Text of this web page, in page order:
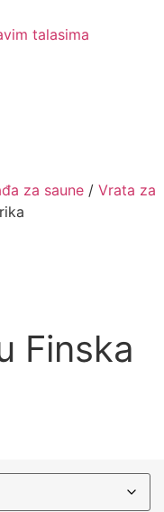
za saune / Vrata za
Finska